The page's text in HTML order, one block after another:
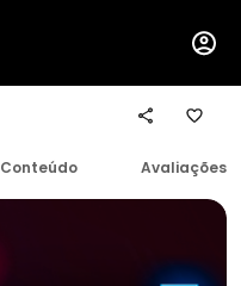
Conteúdo Avaliações